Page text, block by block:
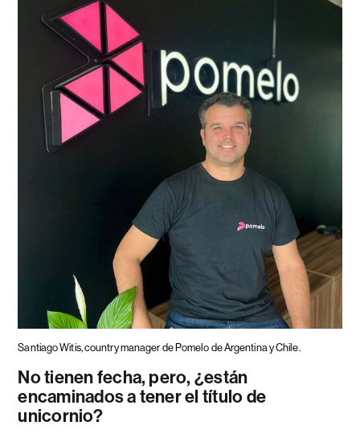
Santiago Witis, country manager de Pomelo de Argentina y Chile.
No tienen fecha, pero, ¿están
encaminados a tener el título de
unicornio?